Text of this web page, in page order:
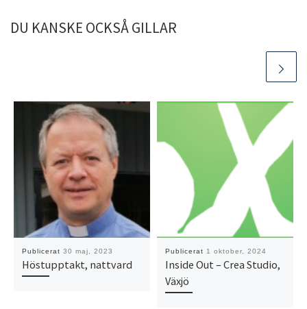
DU KANSKE OCKSÅ GILLAR
Publicerat 30 maj, 2023
Höstupptakt, nattvard
Publicerat 1 oktober, 2024
Inside Out – Crea Studio,
Växjö